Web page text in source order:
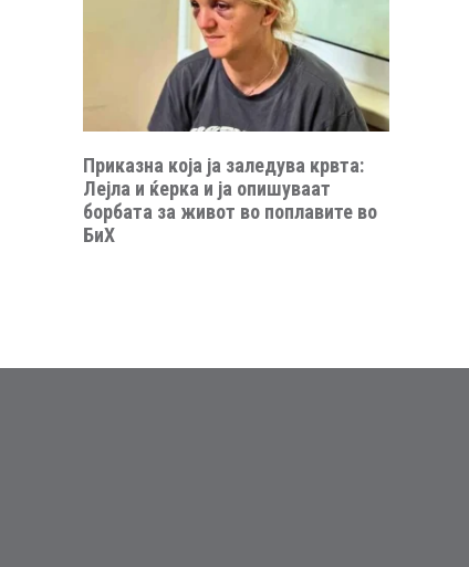
Приказна која ја заледува крвта:
Лејла и ќерка и ја опишуваат
борбата за живот во поплавите во
БиХ